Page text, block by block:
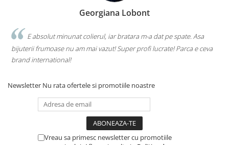
Georgiana Lobont
E absolut minunat colierul, iar bratara m-a dat pe spate. Asa
bijuterii frumoase nu am mai vazut! Super profi lucrate! Parca e ceva
brand international!
Newsletter Nu rata ofertele si promotiile noastre
Vreau sa primesc newsletter cu promotiile